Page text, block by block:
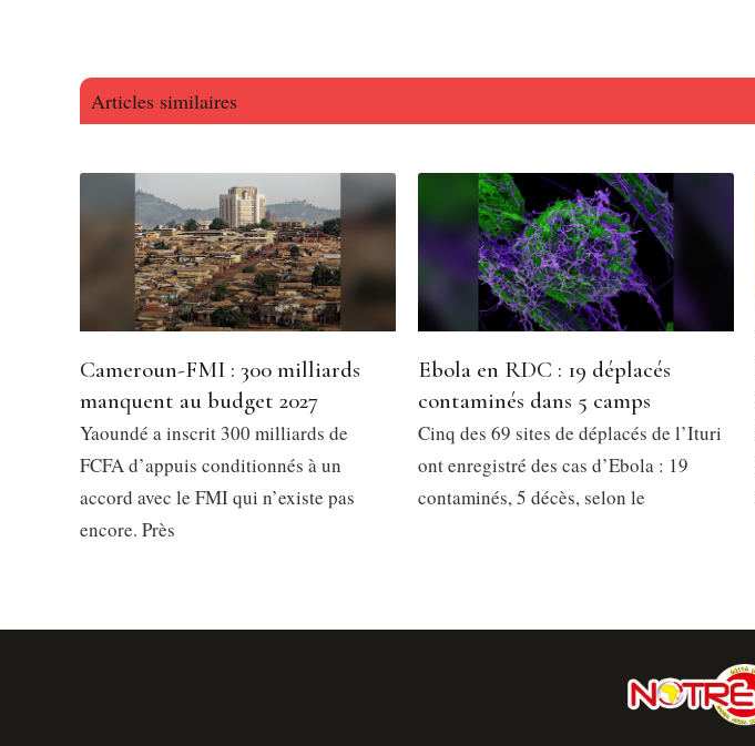
Articles similaires
Cameroun-FMI : 300 milliards
manquent au budget 2027
Yaoundé a inscrit 300 milliards de
FCFA d’appuis conditionnés à un
accord avec le FMI qui n’existe pas
encore. Près
Ebola en RDC : 19 déplacés
contaminés dans 5 camps
Cinq des 69 sites de déplacés de l’Ituri
ont enregistré des cas d’Ebola : 19
contaminés, 5 décès, selon le